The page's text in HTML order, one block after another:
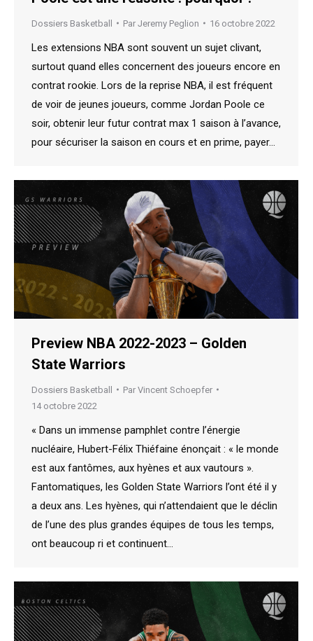
Dossiers Basketball Par Jeremy Peglion 16 octobre 2022
Les extensions NBA sont souvent un sujet clivant,
surtout quand elles concernent des joueurs encore en
contrat rookie. Lors de la reprise NBA, il est fréquent
de voir de jeunes joueurs, comme Jordan Poole ce
soir, obtenir leur futur contrat max 1 saison à l’avance,
pour sécuriser la saison en cours et en prime, payer…
Preview NBA 2022-2023 – Golden
State Warriors
Dossiers Basketball Par Vincent Schoepfer
14 octobre 2022
« Dans un immense pamphlet contre l’énergie
nucléaire, Hubert-Félix Thiéfaine énonçait : « le monde
est aux fantômes, aux hyènes et aux vautours ».
Fantomatiques, les Golden State Warriors l’ont été il y
a deux ans. Les hyènes, qui n’attendaient que le déclin
de l’une des plus grandes équipes de tous les temps,
ont beaucoup ri et continuent…